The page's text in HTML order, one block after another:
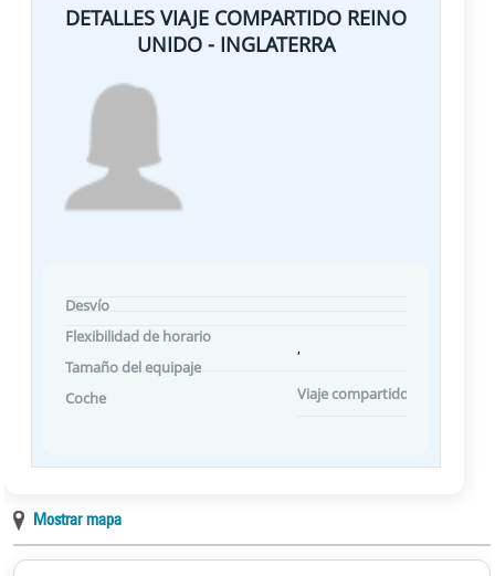
DETALLES VIAJE COMPARTIDO REINO
UNIDO - INGLATERRA
Desvío
Flexibilidad de horario
Tamaño del equipaje
Coche
,
Viaje compartido Preferencias
Mostrar mapa